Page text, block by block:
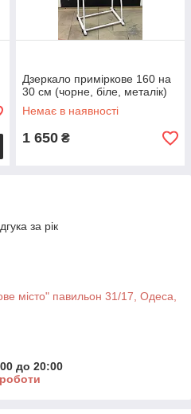
Дзеркало приміркове 160 на
30 см (чорне, біле, металік)
Немає в наявності
1 650 ₴
за рік
місто" павильон 31/17, Одеса,
до 20:00